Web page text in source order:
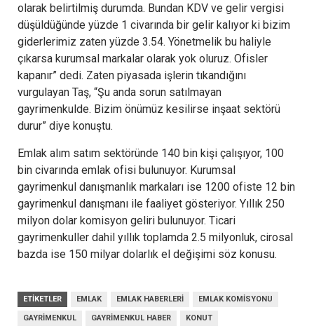
olarak belirtilmiş durumda. Bundan KDV ve gelir vergisi
düşüldüğünde yüzde 1 civarında bir gelir kalıyor ki bizim
giderlerimiz zaten yüzde 3.54. Yönetmelik bu haliyle
çıkarsa kurumsal markalar olarak yok oluruz. Ofisler
kapanır” dedi. Zaten piyasada işlerin tıkandığını
vurgulayan Taş, “Şu anda sorun satılmayan
gayrimenkulde. Bizim önümüz kesilirse inşaat sektörü
durur” diye konuştu.
Emlak alım satım sektöründe 140 bin kişi çalışıyor, 100
bin civarında emlak ofisi bulunuyor. Kurumsal
gayrimenkul danışmanlık markaları ise 1200 ofiste 12 bin
gayrimenkul danışmanı ile faaliyet gösteriyor. Yıllık 250
milyon dolar komisyon geliri bulunuyor. Ticari
gayrimenkuller dahil yıllık toplamda 2.5 milyonluk, cirosal
bazda ise 150 milyar dolarlık el değişimi söz konusu.
ETIKETLER EMLAK EMLAK HABERLERI EMLAK KOMISYONU
GAYRIMENKUL GAYRIMENKUL HABER KONUT